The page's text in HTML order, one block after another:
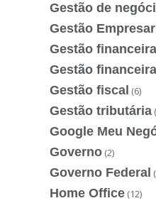
Gestão de
Gestão
Gestão financeira
Gestão
Gestão fiscal (6)
Gestão tributária
Google Meu
Governo (2)
Governo Federal
Home Office (12)